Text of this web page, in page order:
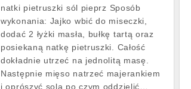
natki pietruszki sól pieprz Sposób
wykonania: Jajko wbić do miseczki,
dodać 2 łyżki masła, bułkę tartą oraz
posiekaną natkę pietruszki. Całość
dokładnie utrzeć na jednolitą masę.
Następnie mięso natrzeć majerankiem
i oprószyć solą po czym oddzielić…